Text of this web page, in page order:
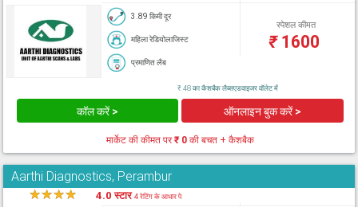
3.89 किमी दूर
महिला रेडियोलाजिस्ट
प्रमाणित लैब
स्पेशल कीमत
₹1600
₹ 48 का कैशबैक लैब्सएडवाइजर वॉलेट में
कॉल करें > ऑनलाइन बुक करें >
मार्केट की कीमत पर₹ 0की बचत + कैशबैक
Aarthi Diagnostics, Perambur
★★★★ 4.0 स्टार4 रेटिंग के आधार पे